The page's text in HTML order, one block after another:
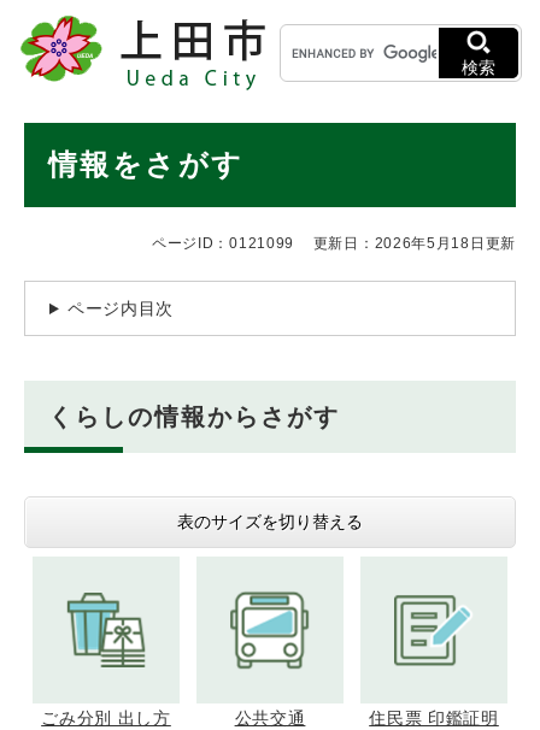
メニューを飛ばして本文へ
キ
ー
ワ
検索
情報をさがす
ページID：0121099 更新日：2026年5月18日更新
ページ内目次
くらしの情報からさがす
表のサイズを切り替える
ごみ分別 出し方 公共交通 住民票 印鑑証明